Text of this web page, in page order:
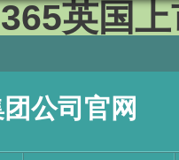
365英国
公司官网